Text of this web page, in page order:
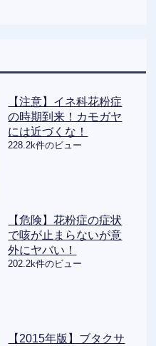
【注意】イネ科花粉症
の時期到来！カモガヤ
には近づくな！
228.2k件のビュー
【危険】花粉症の症状
で咳が止まらないが意
外にヤバい！
202.2k件のビュー
【2015年版】ブタクサ